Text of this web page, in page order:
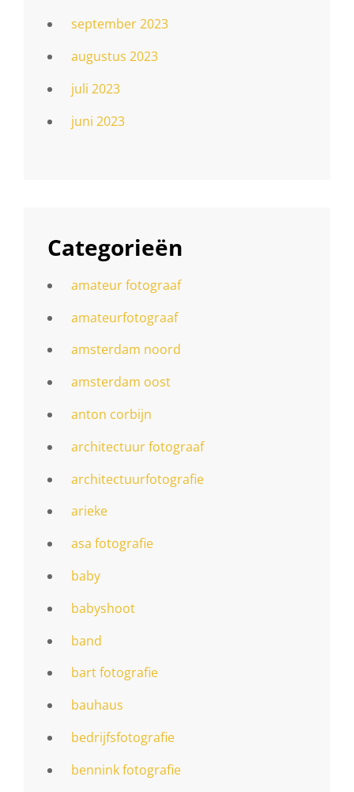
september 2023
augustus 2023
juli 2023
juni 2023
Categorieën
amateur fotograaf
amateurfotograaf
amsterdam noord
amsterdam oost
anton corbijn
architectuur fotograaf
architectuurfotografie
arieke
asa fotografie
baby
babyshoot
band
bart fotografie
bauhaus
bedrijfsfotografie
bennink fotografie